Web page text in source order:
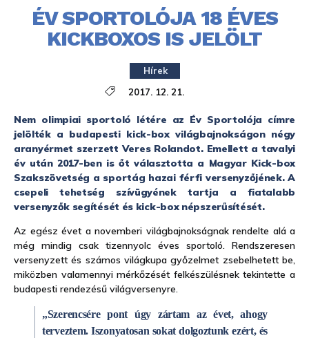
ÉV SPORTOLÓJA 18 ÉVES
KICKBOXOS IS JELÖLT
Hírek
2017. 12. 21.
Nem olimpiai sportoló létére az Év Sportolója címre
jelölték a budapesti kick-box világbajnokságon négy
aranyérmet szerzett Veres Rolandot. Emellett a tavalyi
év után 2017-ben is őt választotta a Magyar Kick-box
Szakszövetség a sportág hazai férfi versenyzőjének. A
csepeli tehetség szívügyének tartja a fiatalabb
versenyzők segítését és kick-box népszerűsítését.
Az egész évet a novemberi világbajnokságnak rendelte alá a
még mindig csak tizennyolc éves sportoló. Rendszeresen
versenyzett és számos világkupa győzelmet zsebelhetett be,
miközben valamennyi mérkőzését felkészülésnek tekintette a
budapesti rendezésű világversenyre.
„Szerencsére pont úgy zártam az évet, ahogy
terveztem. Iszonyatosan sokat dolgoztunk ezért, és